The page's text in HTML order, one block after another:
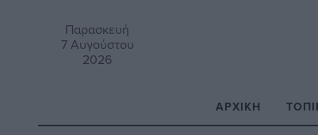
Παρασκευή
7 Αυγούστου
2026
ΑΡΧΙΚΉ